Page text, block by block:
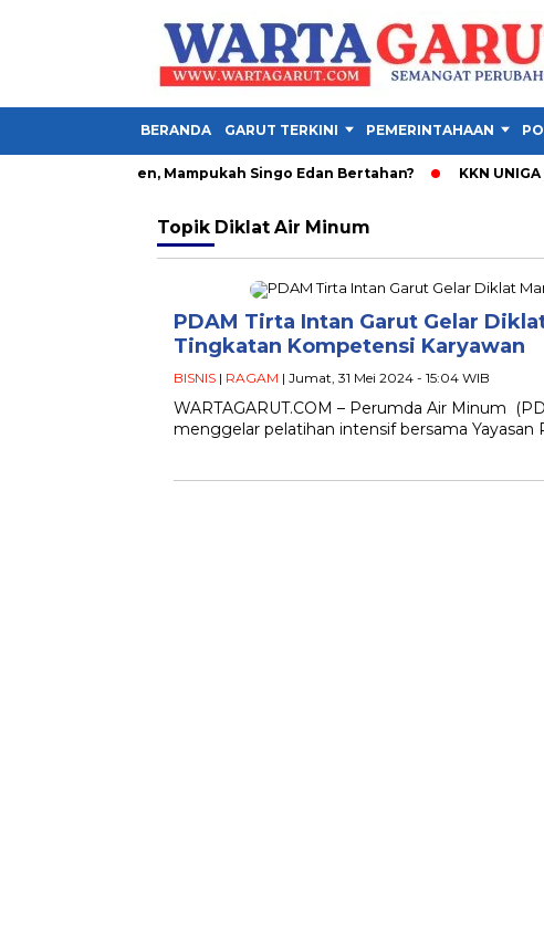
BERANDA GARUT TERKINI PEMERINTAHAAN
Henrique Absen, Mampukah Singo Edan Bertahan? KKN UNIGA
Topik Diklat Air Minum
PDAM Tirta Intan Garut Gelar
Tingkatan Kompetensi Karyawan
BISNIS | RAGAM | Jumat, 31 Mei 2024 - 15:04 WIB
WARTAGARUT.COM – Perumda Air Minum
menggelar pelatihan intensif bersama Yayasan